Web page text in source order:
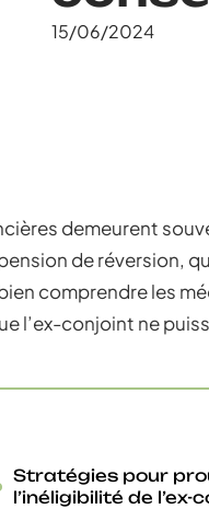
15/06/2024
demeurent
de réversion,
comprendre les
l’ex-conjoint ne
Stratégies pour
l’inéligibilité de l’ex-